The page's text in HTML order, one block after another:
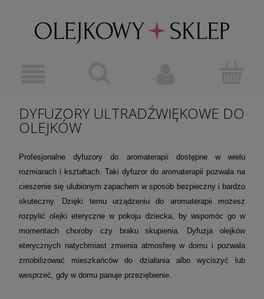
DYFUZORY ULTRADŹWIĘKOWE DO
OLEJKÓW
Profesjonalne dyfuzory do aromaterapii dostępne w wielu
rozmiarach i kształtach. Taki dyfuzor do aromaterapii pozwala na
cieszenie się ulubionym zapachem w sposób bezpieczny i bardzo
skuteczny. Dzięki temu urządzeniu do aromaterapii możesz
rozpylić olejki eteryczne w pokoju dziecka, by wspomóc go w
momentach choroby czy braku skupienia. Dyfuzja olejków
eterycznych natychmiast zmienia atmosferę w domu i pozwala
zmobilizować mieszkańców do działania albo wyciszyć lub
wesprzeć, gdy w domu panuje przeziębienie.